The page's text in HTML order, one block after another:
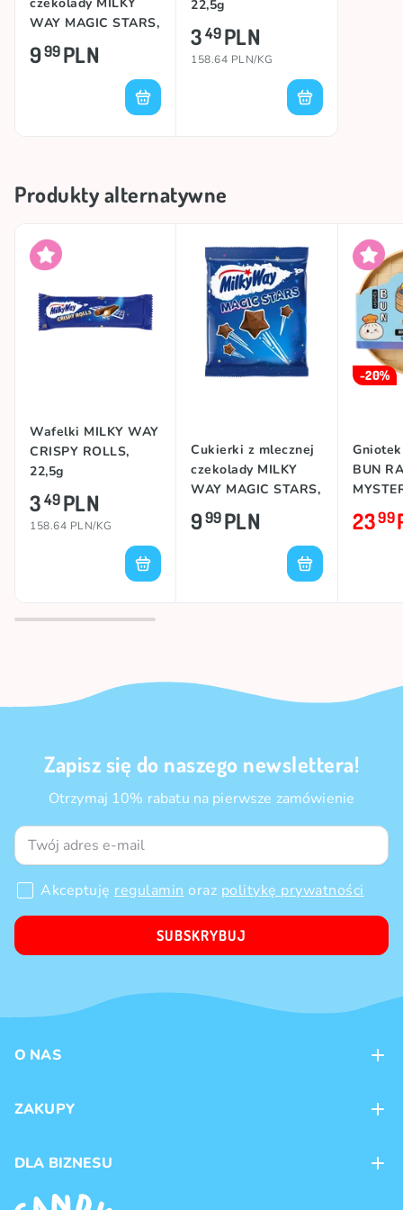
WAY MAGIC STARS,
33g
999PLN
22,5g
349PLN
158.64 PLN/KG
Produkty alternatywne
Wafelki MILKY WAY
CRISPY ROLLS,
22,5g
349PLN
158.64 PLN/KG
Cukierki z mlecznej
czekolady MILKY
WAY MAGIC STARS,
33g
999PLN
-20%
BUN
2399
Zapisz się do naszego newslettera!
Otrzymaj 10% rabatu na pierwsze zamówienie
Akceptuję regulamin oraz politykę prywatności
SUBSKRYBUJ
O NAS
Sklepy
ZAKUPY
Dostawa
Regulamin
DLA BIZNESU
Franczyza